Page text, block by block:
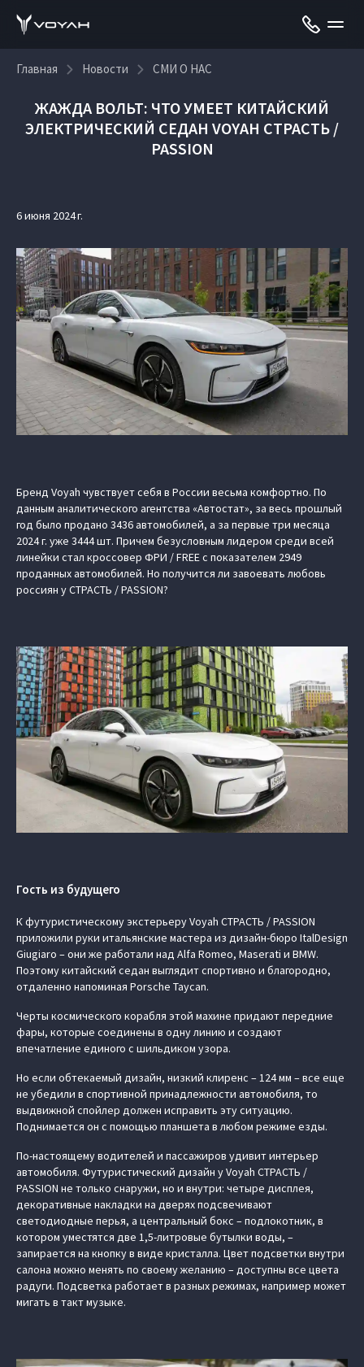
Главная Новости СМИ О НАС
ЖАЖДА ВОЛЬТ: ЧТО УМЕЕТ КИТАЙСКИЙ
ЭЛЕКТРИЧЕСКИЙ СЕДАН VOYAH СТРАСТЬ /
PASSION
6 июня 2024 г.
Бренд Voyah чувствует себя в России весьма комфортно. По
данным аналитического агентства «Автостат», за весь прошлый
год было продано 3436 автомобилей, а за первые три месяца
2024 г. уже 3444 шт. Причем безусловным лидером среди всей
линейки стал кроссовер ФРИ / FREE с показателем 2949
проданных автомобилей. Но получится ли завоевать любовь
россиян у СТРАСТЬ / PASSION?
Гость из будущего
К футуристическому экстерьеру Voyah СТРАСТЬ / PASSION
приложили руки итальянские мастера из дизайн-бюро ItalDesign
Giugiaro – они же работали над Alfa Romeo, Maserati и BMW.
Поэтому китайский седан выглядит спортивно и благородно,
отдаленно напоминая Porsche Taycan.
Черты космического корабля этой махине придают передние
фары, которые соединены в одну линию и создают
впечатление единого с шильдиком узора.
Но если обтекаемый дизайн, низкий клиренс – 124 мм – все еще
не убедили в спортивной принадлежности автомобиля, то
выдвижной спойлер должен исправить эту ситуацию.
Поднимается он с помощью планшета в любом режиме езды.
По-настоящему водителей и пассажиров удивит интерьер
автомобиля. Футуристический дизайн у Voyah СТРАСТЬ /
PASSION не только снаружи, но и внутри: четыре дисплея,
декоративные накладки на дверях подсвечивают
светодиодные перья, а центральный бокс – подлокотник, в
котором уместятся две 1,5-литровые бутылки воды, –
запирается на кнопку в виде кристалла. Цвет подсветки внутри
салона можно менять по своему желанию – доступны все цвета
радуги. Подсветка работает в разных режимах, например может
мигать в такт музыке.